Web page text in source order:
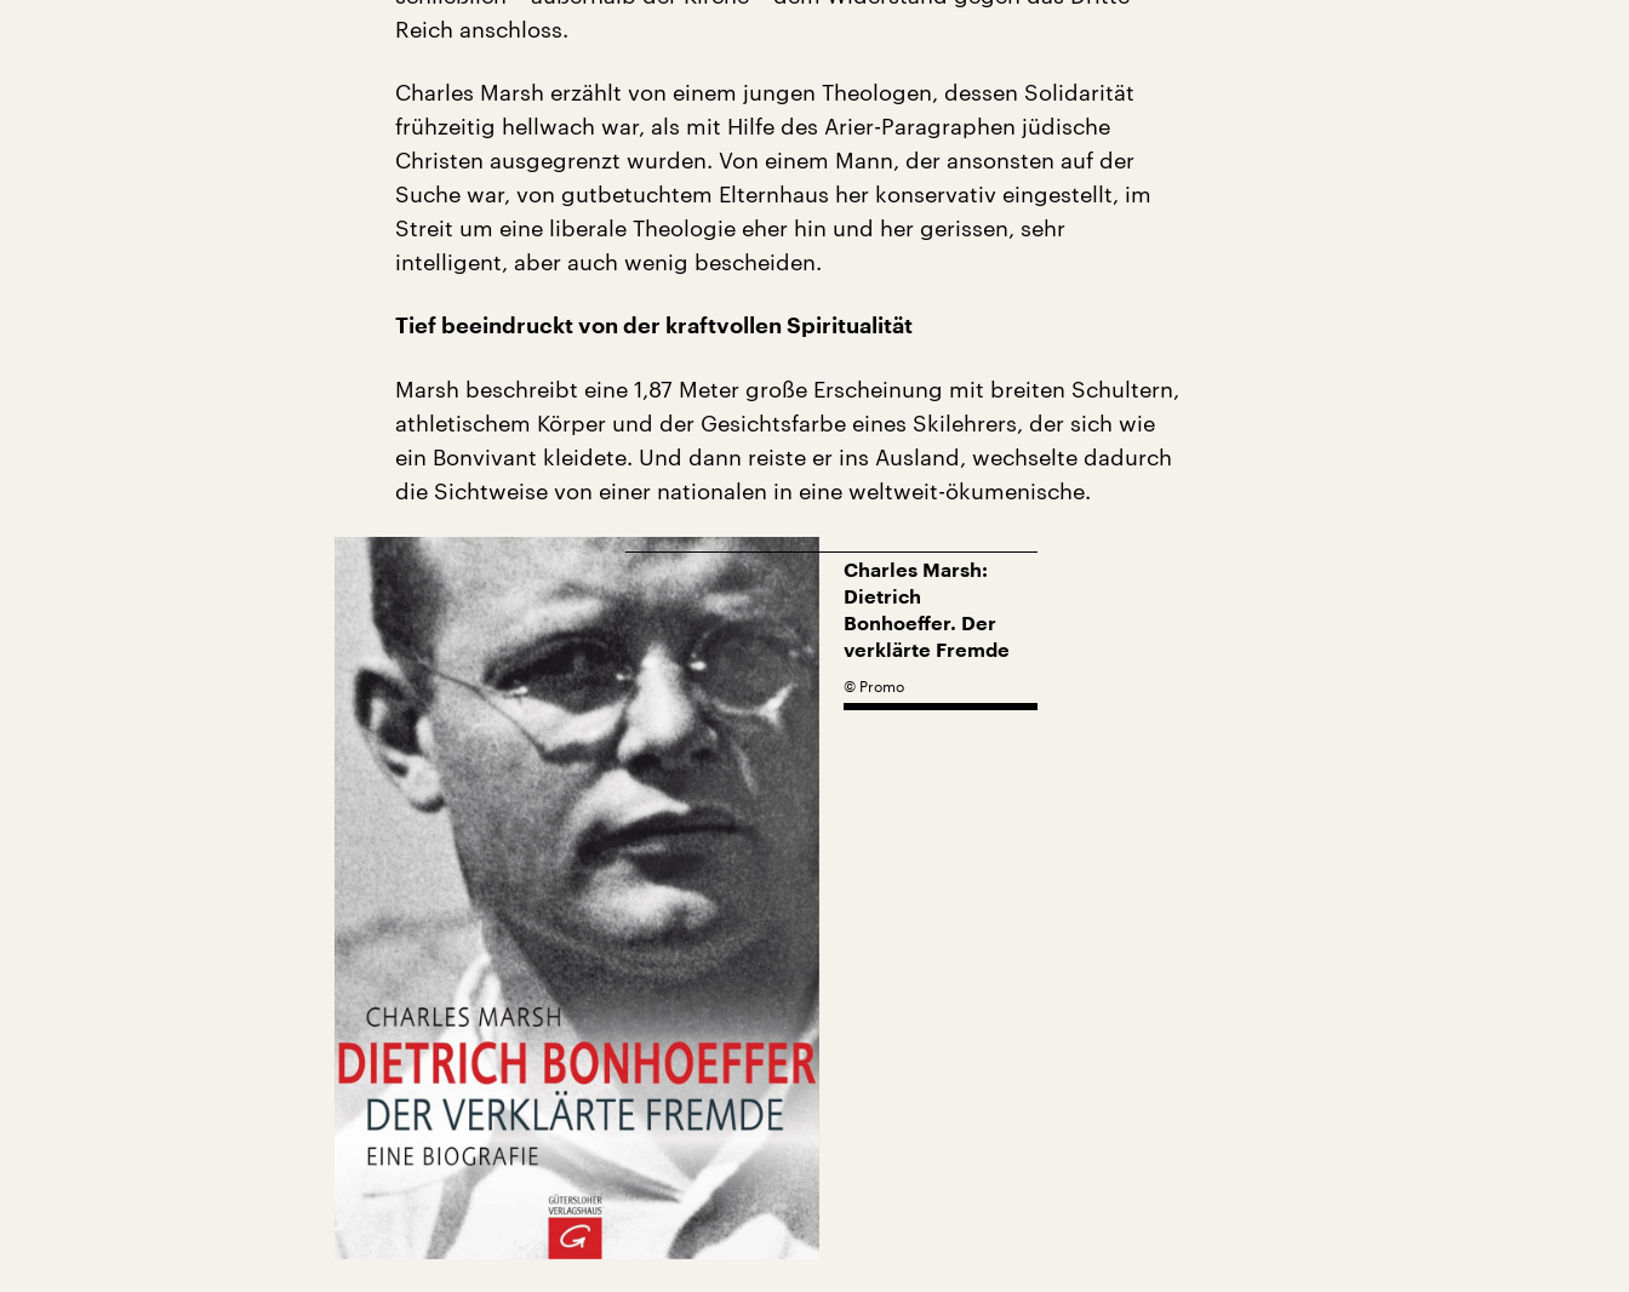
Reich anschloss.
Charles Marsh erzählt von einem jungen Theologen, dessen Solidarität
frühzeitig hellwach war, als mit Hilfe des Arier-Paragraphen jüdische
Christen ausgegrenzt wurden. Von einem Mann, der ansonsten auf der
Suche war, von gutbetuchtem Elternhaus her konservativ eingestellt, im
Streit um eine liberale Theologie eher hin und her gerissen, sehr
intelligent, aber auch wenig bescheiden.
Tief beeindruckt von der kraftvollen Spiritualität
Marsh beschreibt eine 1,87 Meter große Erscheinung mit breiten Schultern,
athletischem Körper und der Gesichtsfarbe eines Skilehrers, der sich wie
ein Bonvivant kleidete. Und dann reiste er ins Ausland, wechselte dadurch
die Sichtweise von einer nationalen in eine weltweit-ökumenische.
Charles Marsh:
Dietrich
Bonhoeffer. Der
verklärte Fremde
© Promo